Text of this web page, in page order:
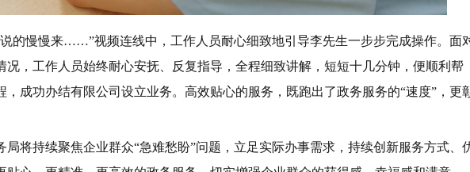
的慢慢来……”视频连线中，工作人员耐心细致地引导李先生一步步完成操作。面
况，工作人员始终耐心安抚、反复指导，全程细致讲解，短短十几分钟，便顺利帮
，成功办结有限公司设立业务。高效贴心的服务，既跑出了政务服务的“速度”，更
局将持续聚焦企业群众“急难愁盼”问题，立足实际办事需求，持续创新服务方式、